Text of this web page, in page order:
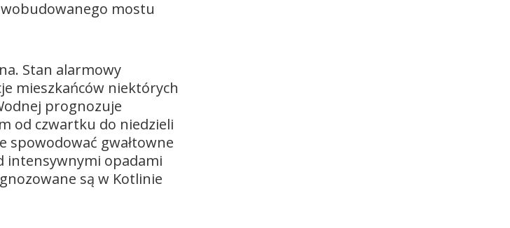
mostu
Stan alarmowy
mieszkańców niektórych
prognozuje
od czwartku do niedzieli
spowodować gwałtowne
intensywnymi opadami
są w Kotlinie